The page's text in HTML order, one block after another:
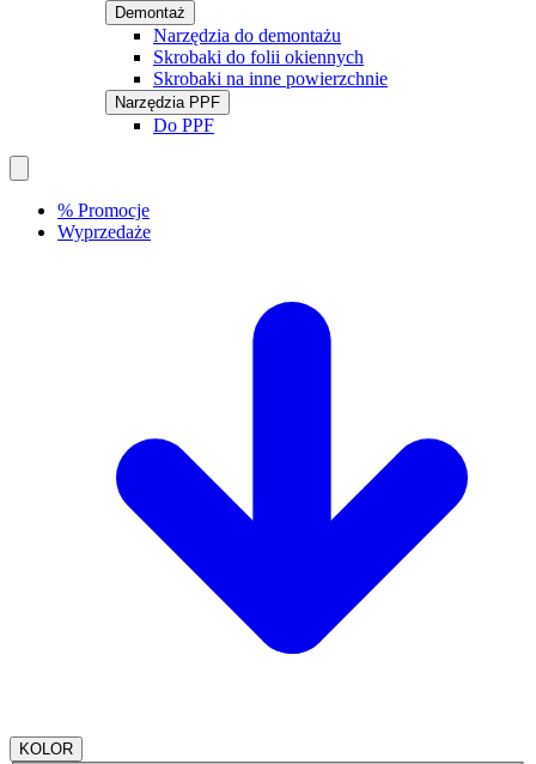
Demontaż
Narzędzia do demontażu
Skrobaki do folii okiennych
Skrobaki na inne powierzchnie
Narzędzia PPF
Do PPF
% Promocje
Wyprzedaże
KOLOR